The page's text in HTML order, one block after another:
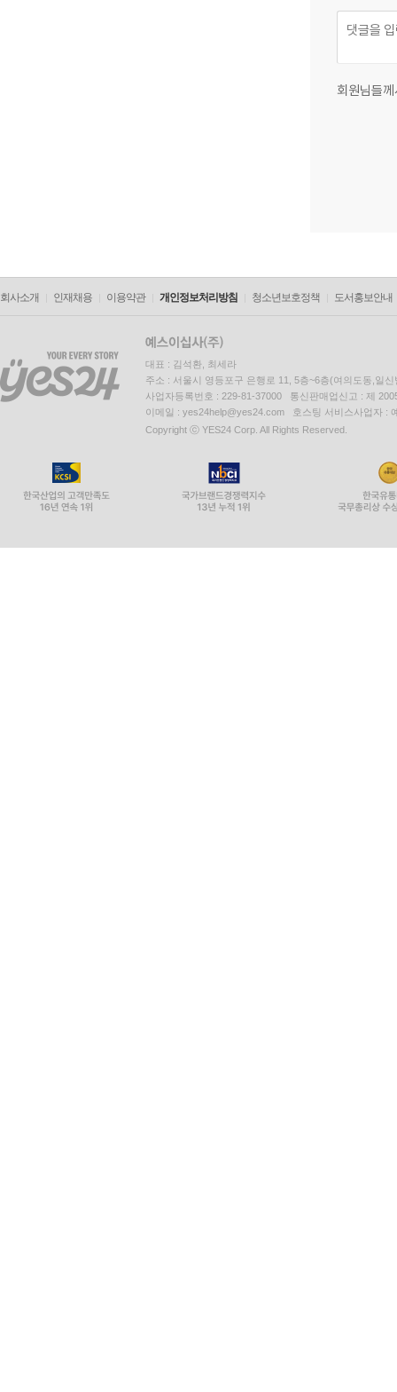
회원님들
회사소개 인재채용 이용약관 개인정보처리방침 청소년보호정책 도서홍보안내
대표 : 김석환, 최세라
주소 : 서울시 영등포구 은행로 11, 5층~6층(여의도동,일신
사업자등록번호 : 229-81-37000 통신판매업신고 : 제
이메일 : yes24help@yes24.com 호스팅 서비스사업자 :
Copyright ⓒ YES24 Corp. All Rights Reserved.